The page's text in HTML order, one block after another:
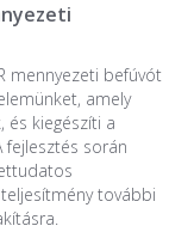
mennyezeti befúvót
amely
kiegészíti a
fejlesztés során
további